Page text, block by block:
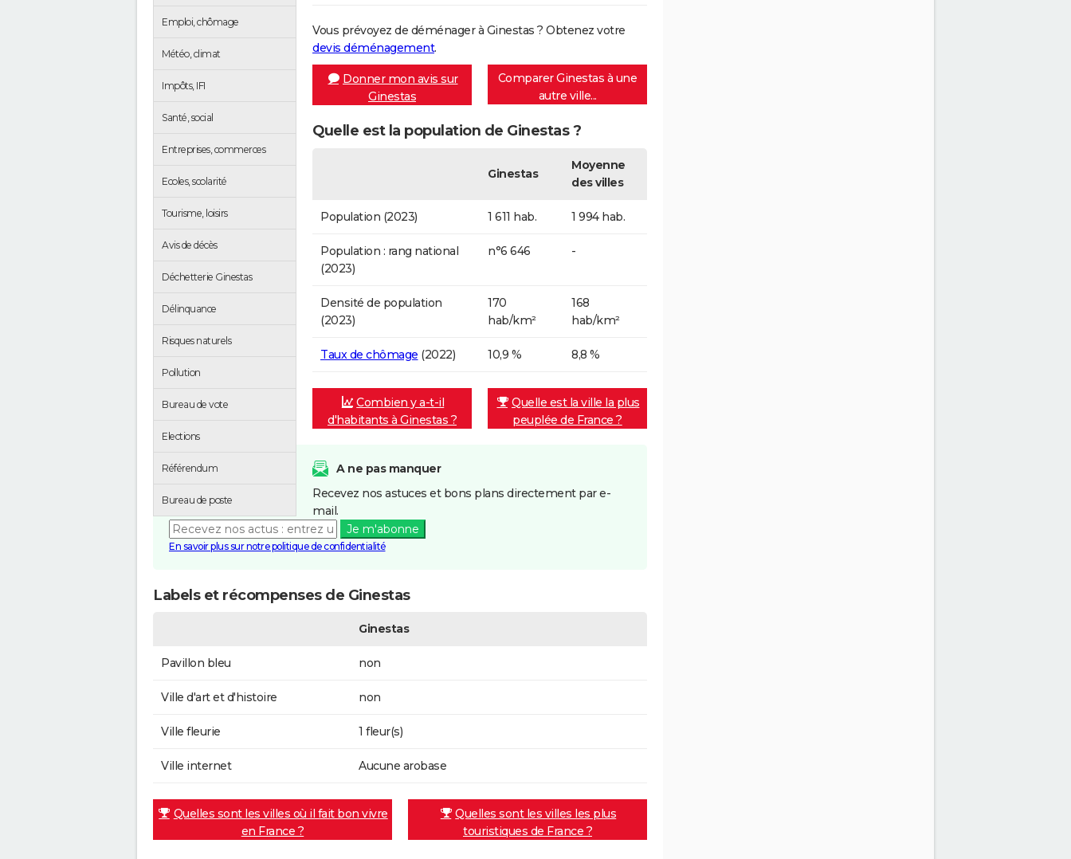
Emploi, chômage
Météo, climat
Impôts, IFI
Santé, social
Entreprises, commerces
Ecoles, scolarité
Tourisme, loisirs
Avis de décès
Déchetterie Ginestas
Délinquance
Risques naturels
Pollution
Bureau de vote
Elections
Référendum
Bureau de poste
Vous prévoyez de déménager à Ginestas ? Obtenez votre
devis déménagement.
Donner mon avis sur
Ginestas
Comparer Ginestas à une
autre ville...
Quelle est la population de Ginestas ?
Ginestas
Moyenne
des villes
Population (2023) 1 611 hab. 1 994 hab.
Population : rang national
(2023)
n°6 646 -
Densité de population
(2023)
170
hab/km²
168
hab/km²
Taux de chômage (2022) 10,9 % 8,8 %
Combien y a-t-il
d'habitants à Ginestas ?
Quelle est la ville la plus
peuplée de France ?
A ne pas manquer
Recevez nos astuces et bons plans directement par e-
mail.
Je m'abonne
En savoir plus sur notre politique de confidentialité
Labels et récompenses de Ginestas
Ginestas
Pavillon bleu non
Ville d'art et d'histoire non
Ville fleurie 1 fleur(s)
Ville internet Aucune arobase
Quelles sont les villes où il fait bon vivre
en France ?
Quelles sont les villes les plus
touristiques de France ?